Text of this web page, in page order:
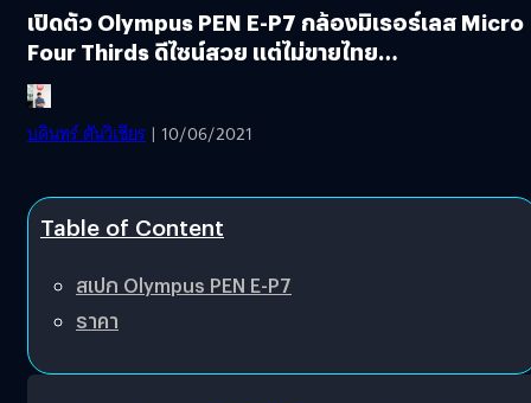
เปิดตัว Olympus PEN E-P7 กล้องมิเรอร์เลส Micro
Four Thirds ดีไซน์สวย แต่ไม่ขายไทย…
บดินทร์ ตันวิเชียร | 10/06/2021
Table of Content
สเปก Olympus PEN E-P7
ราคา